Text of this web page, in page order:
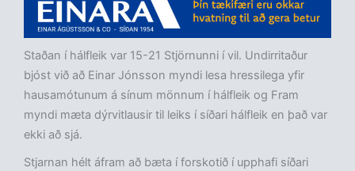
Staðan í hálfleik var 15-21 Stjörnunni í vil. Undirritaður
bjóst við að Einar Jónsson myndi lesa hressilega yfir
hausamótunum á sínum mönnum í hálfleik og Fram
myndi mæta dýrvitlausir til leiks í síðari hálfleik en það var
ekki að sjá.
Stjarnan hélt áfram að bæta í forskotið í upphafi síðari